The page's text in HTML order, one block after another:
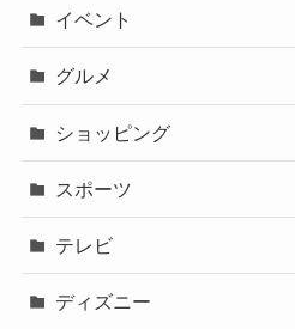
イベント
グルメ
ショッピング
スポーツ
テレビ
ディズニー